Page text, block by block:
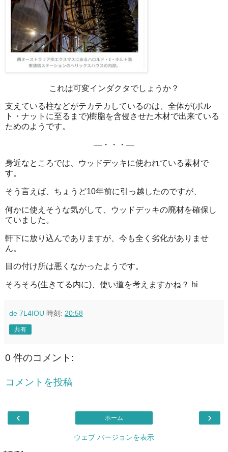
これは可変インダクタでしょうか？
支えている柱などがテカテカしているのは、全体が(ボル
ト・ナットに至るまで)樹脂を含侵させた木材で出来ている
ためのようです。
―・・・―
身近なところでは、ウッドデッキに使われている素材で
す。
そう言えば、ちょうど10年前に引っ越したのですが、
何かに使えそうな気がして、ウッドデッキの廃材を確保し
ていました。
軒下に放り込んでありますが、今も全く劣化がありませ
ん。
目の付け所は悪くなかったようです。
そろそろ(生きてる内に)、使い道を考えますかね？ hi
de 7L4IOU 時刻: 20:58
共有
0 件のコメント:
コメントを投稿
‹ ›
ホーム
ウェブ バージョンを表示